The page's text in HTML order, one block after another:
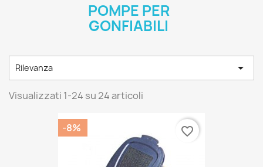
POMPE PER
GONFIABILI
Rilevanza 
Visualizzati 1-24 su 24 articoli
-8% favorite_border